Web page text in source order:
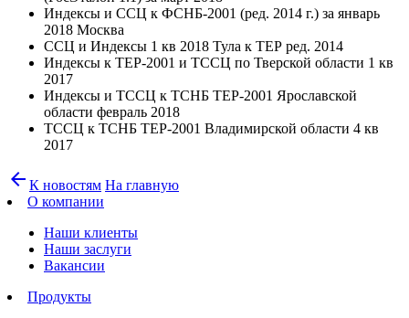
Индексы и ССЦ к ФСНБ-2001 (ред. 2014 г.) за январь
2018 Москва
ССЦ и Индексы 1 кв 2018 Тула к ТЕР ред. 2014
Индексы к ТЕР-2001 и ТССЦ по Тверской области 1 кв
2017
Индексы и ТССЦ к ТСНБ ТЕР-2001 Ярославской
области февраль 2018
ТССЦ к ТСНБ ТЕР-2001 Владимирской области 4 кв
2017
arrow_back К новостям На главную
О компании
Наши клиенты
Наши заслуги
Вакансии
Продукты